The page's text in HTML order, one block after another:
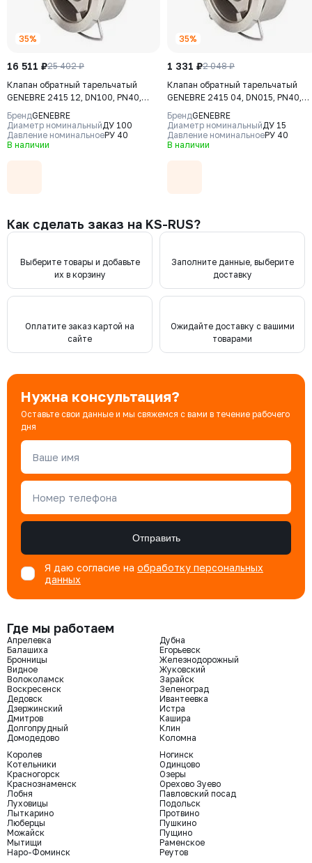
16 511 ₽25 402 ₽
35%
Клапан обратный тарельчатый
GENEBRE 2415 12, DN100, PN40,
корпус - CF8M (AISI316), диск -
CF8М (AISI316), М/Ф
БрендGENEBRE
Диаметр номинальныйДУ 100
Давление номинальноеРУ 40
В наличии
1 331 ₽2 048 ₽
35%
Клапан обратный тарельчатый
GENEBRE 2415 04, DN015, PN40,
корпус - CF8M (AISI316), диск -
CF8М (AISI316), М/Ф
БрендGENEBRE
Диаметр номинальныйДУ 15
Давление номинальноеРУ 40
В наличии
Как сделать заказ на KS-RUS?
Выберите товары и добавьте
их в корзину
Заполните данные, выберите
доставку
Оплатите заказ картой на
сайте
Ожидайте доставку с вашими
товарами
Нужна консультация?
Оставьте свои данные и мы свяжемся с вами в течение рабочего
дня
Ваше имя
Номер телефона
Отправить
Я даю согласие на обработку персональных
данных
Где мы работаем
Апрелевка
Балашиха
Бронницы
Видное
Волоколамск
Воскресенск
Дедовск
Дзержинский
Дмитров
Долгопрудный
Домодедово
Дубна
Егорьевск
Железнодорожный
Жуковский
Зарайск
Зеленоград
Ивантеевка
Истра
Кашира
Клин
Коломна
Королев
Котельники
Красногорск
Краснознаменск
Лобня
Луховицы
Лыткарино
Люберцы
Можайск
Мытищи
Наро-Фоминск
Ногинск
Одинцово
Озеры
Орехово Зуево
Павловский посад
Подольск
Протвино
Пушкино
Пущино
Раменское
Реутов